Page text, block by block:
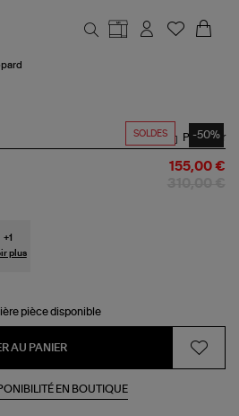
SOLDES -50%
Partager
155,00 €
+1
plus
pièce disponible
AU PANIER
EN BOUTIQUE